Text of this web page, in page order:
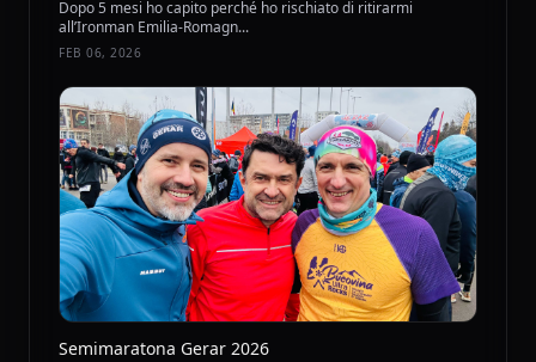
Dopo 5 mesi ho capito perché ho rischiato di ritirarmi
all’Ironman Emilia-Romagn...
FEB 06, 2026
Semimaratona Gerar 2026